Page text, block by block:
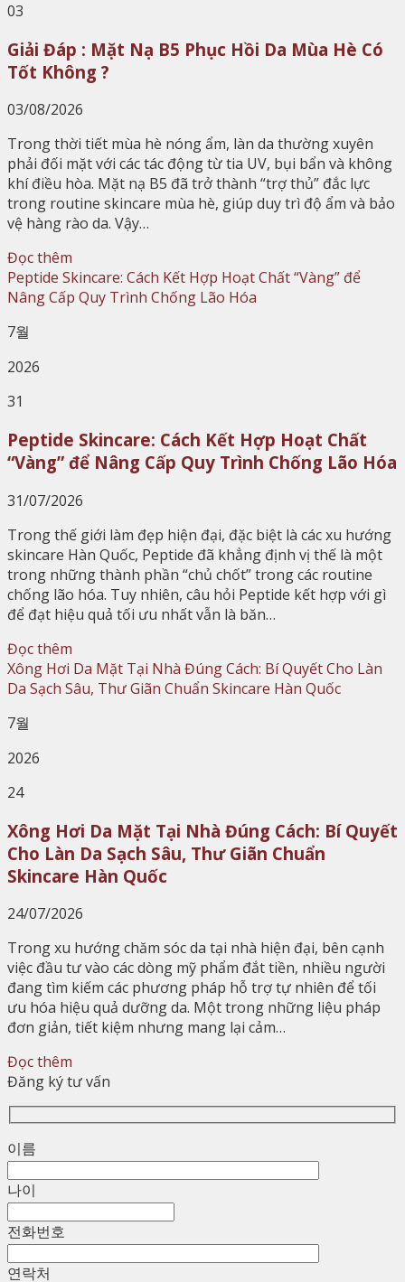
03
Giải Đáp : Mặt Nạ B5 Phục Hồi Da Mùa Hè Có
Tốt Không ?
03/08/2026
Trong thời tiết mùa hè nóng ẩm, làn da thường xuyên
phải đối mặt với các tác động từ tia UV, bụi bẩn và không
khí điều hòa. Mặt nạ B5 đã trở thành “trợ thủ” đắc lực
trong routine skincare mùa hè, giúp duy trì độ ẩm và bảo
vệ hàng rào da. Vậy…
Đọc thêm
7월
2026
31
Peptide Skincare: Cách Kết Hợp Hoạt Chất
“Vàng” để Nâng Cấp Quy Trình Chống Lão Hóa
31/07/2026
Trong thế giới làm đẹp hiện đại, đặc biệt là các xu hướng
skincare Hàn Quốc, Peptide đã khẳng định vị thế là một
trong những thành phần “chủ chốt” trong các routine
chống lão hóa. Tuy nhiên, câu hỏi Peptide kết hợp với gì
để đạt hiệu quả tối ưu nhất vẫn là băn…
Đọc thêm
7월
2026
24
Xông Hơi Da Mặt Tại Nhà Đúng Cách: Bí Quyết
Cho Làn Da Sạch Sâu, Thư Giãn Chuẩn
Skincare Hàn Quốc
24/07/2026
Trong xu hướng chăm sóc da tại nhà hiện đại, bên cạnh
việc đầu tư vào các dòng mỹ phẩm đắt tiền, nhiều người
đang tìm kiếm các phương pháp hỗ trợ tự nhiên để tối
ưu hóa hiệu quả dưỡng da. Một trong những liệu pháp
đơn giản, tiết kiệm nhưng mang lại cảm…
Đọc thêm
Đăng ký tư vấn
이름
나이
전화번호
연락처